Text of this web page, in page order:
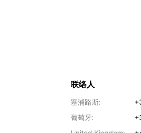
联络人
塞浦路斯:
葡萄牙: